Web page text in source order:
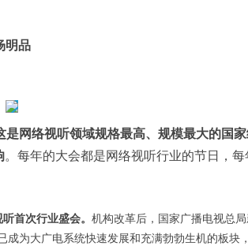
明品
是网络视听领域规格最高、规模最大的国
。每年的大会都是网络视听行业的节日，
首次行业盛会。 机构改革后，国家广播电视总
为大广电系统快速发展和充满勃勃生机的板块